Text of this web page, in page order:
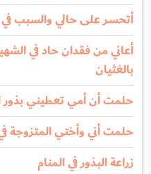
أتحسر على حالي والسبب
أعاني من فقدان حاد في
بالغثيان
حلمت أن أمي تعطيني بذور
حلمت أني وأختي المتزوجة
زراعة البذور في المنام